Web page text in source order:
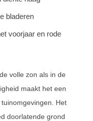
bladeren
voorjaar en rode
volle zon als in de
maakt het een
Het
doorlatende grond